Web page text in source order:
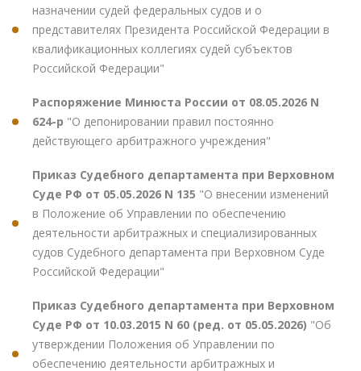
назначении судей федеральных судов и о
представителях Президента Российской Федерации в
квалификационных коллегиях судей субъектов
Российской Федерации"
Распоряжение Минюста России от 08.05.2026 N
624-р "О депонировании правил постоянно
действующего арбитражного учреждения"
Приказ Судебного департамента при Верховном
Суде РФ от 05.05.2026 N 135 "О внесении изменений
в Положение об Управлении по обеспечению
деятельности арбитражных и специализированных
судов Судебного департамента при Верховном Суде
Российской Федерации"
Приказ Судебного департамента при Верховном
Суде РФ от 10.03.2015 N 60 (ред. от 05.05.2026) "Об
утверждении Положения об Управлении по
обеспечению деятельности арбитражных и